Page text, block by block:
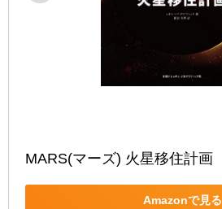
MARS(マーズ) 火星移住計画
Amazonで見る